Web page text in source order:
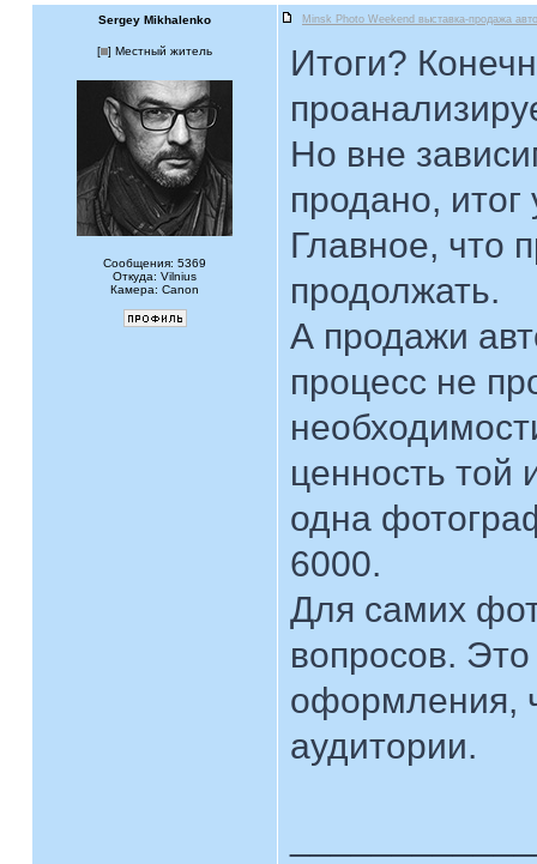
Sergey Mikhalenko Minsk Photo Weekend выставка-продажа
[ ] Местный житель
Сообщения: 5369
Откуда: Vilnius
Камера: Canon
Итоги?
Но вне
продано,
Главное, что
продолжать.
А продажи
процесс не
ценность той
одна
6000.
Для самих
вопросов.
оформления,
аудитории.